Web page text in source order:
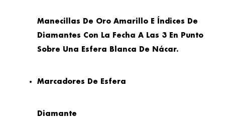
Manecillas De Oro Amarillo E Índices De
Diamantes Con La Fecha A Las 3 En Punto
Sobre Una Esfera Blanca De Nácar.
Marcadores De Esfera
Diamante